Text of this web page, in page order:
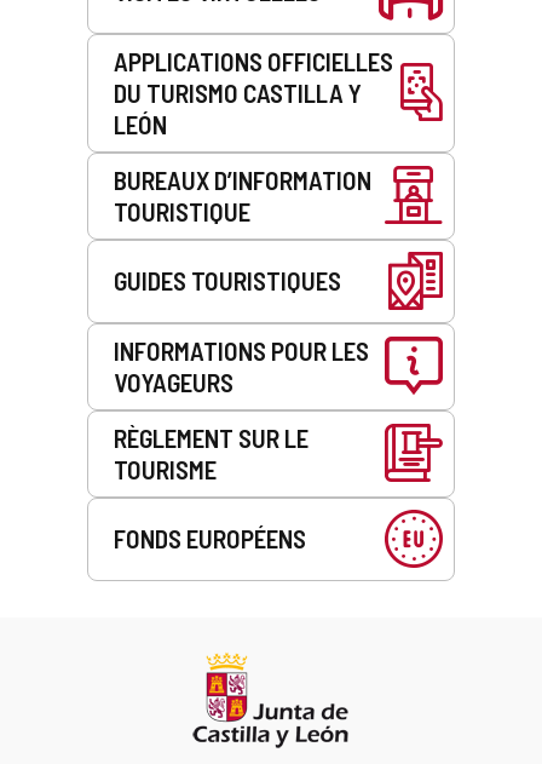
APPLICATIONS OFFICIELLES
DU TURISMO CASTILLA Y
LEÓN
BUREAUX D’INFORMATION
TOURISTIQUE
GUIDES TOURISTIQUES
INFORMATIONS POUR LES
VOYAGEURS
RÈGLEMENT SUR LE
TOURISME
FONDS EUROPÉENS